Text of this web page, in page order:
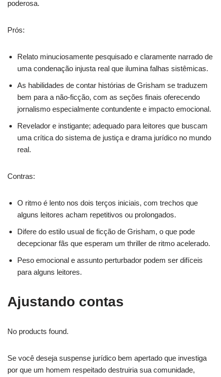
poderosa.
Prós:
Relato minuciosamente pesquisado e claramente narrado de
uma condenação injusta real que ilumina falhas sistêmicas.
As habilidades de contar histórias de Grisham se traduzem
bem para a não-ficção, com as seções finais oferecendo
jornalismo especialmente contundente e impacto emocional.
Revelador e instigante; adequado para leitores que buscam
uma crítica do sistema de justiça e drama jurídico no mundo
real.
Contras:
O ritmo é lento nos dois terços iniciais, com trechos que
alguns leitores acham repetitivos ou prolongados.
Difere do estilo usual de ficção de Grisham, o que pode
decepcionar fãs que esperam um thriller de ritmo acelerado.
Peso emocional e assunto perturbador podem ser difíceis
para alguns leitores.
Ajustando contas
No products found.
Se você deseja suspense jurídico bem apertado que investiga
por que um homem respeitado destruiria sua comunidade,